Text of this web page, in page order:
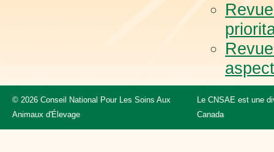
© 2026 Conseil National Pour Les Soins Aux
Animaux d'Élevage
Le CNSAE est une
Canada